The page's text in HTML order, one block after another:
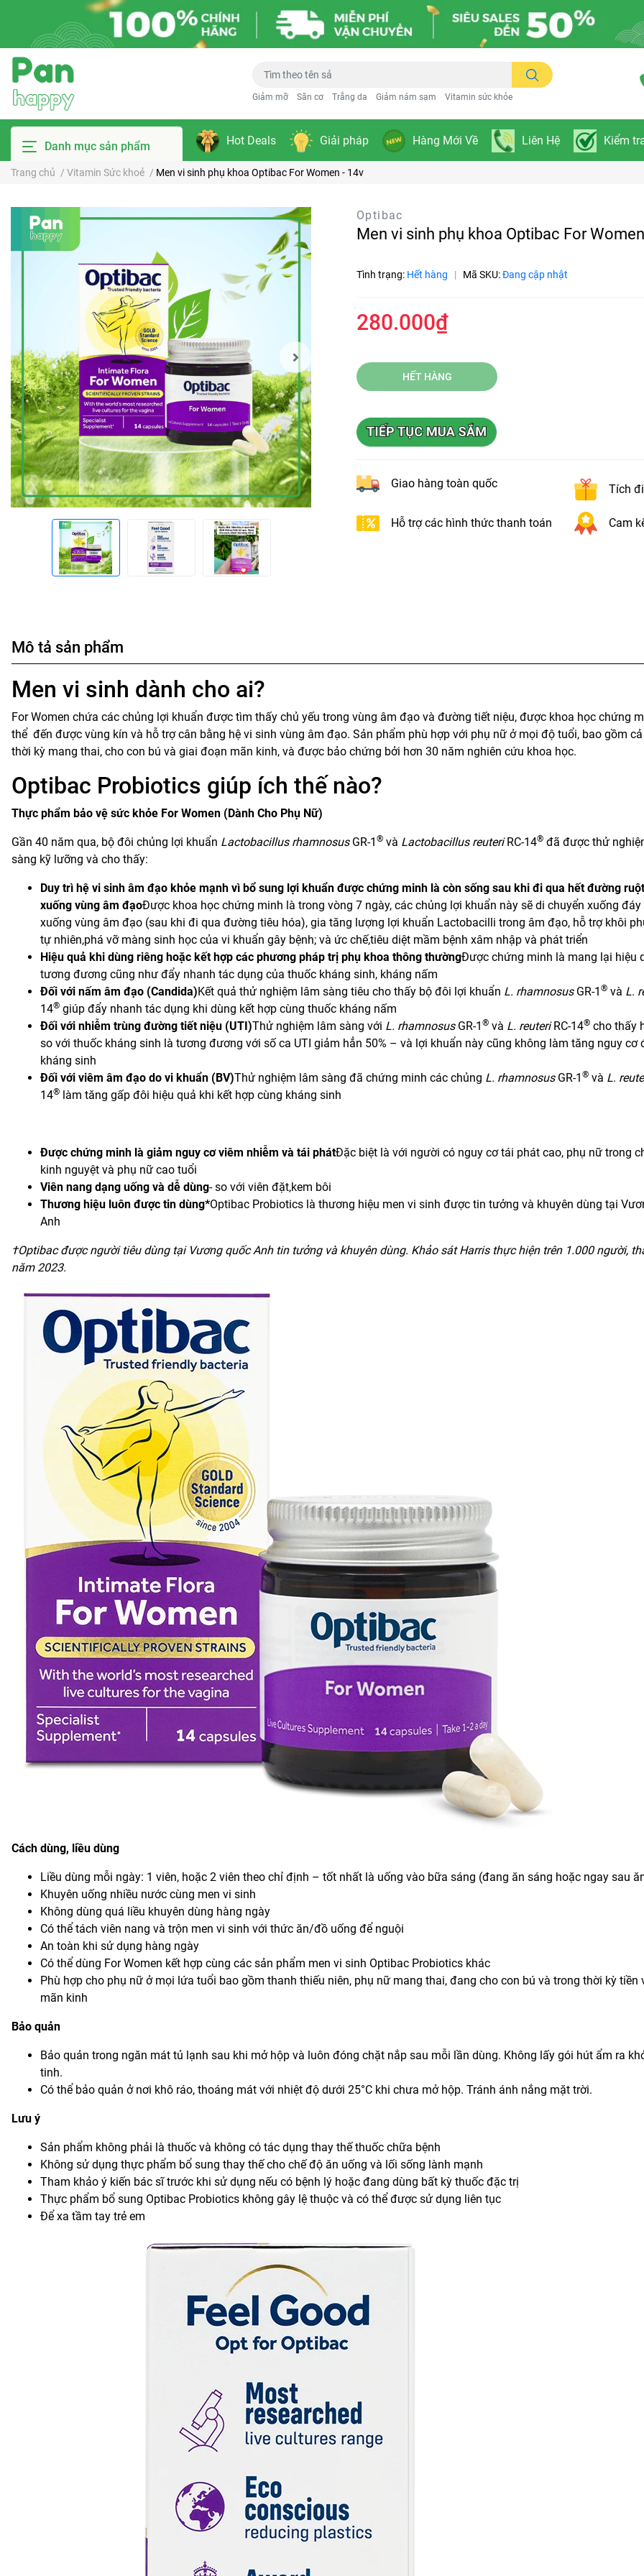
Giảm mỡ Săn cơ Trắng da Giảm nám sạm Vitamin sức khỏe
Danh mục sản phẩm Hot Deals Giải pháp Hàng Mới Về Liên Hệ Kiểm
Trang chủ / Vitamin Sức khoẻ / Men vi sinh phụ khoa Optibac For Women - 14v
Optibac
Men vi sinh phụ khoa Optibac For
Tình trạng: Hết hàng | Mã SKU:Đang cập nhật
280.000₫
HẾT HÀNG
Giao hàng toàn quốc Tích
Hỗ trợ các hình thức thanh toán Cam
Mô tả sản phẩm
Men vi sinh dành cho ai?
For Women chứa các chủng lợi khuẩn được tìm thấy chủ yếu trong vùng âm đạo và đường tiết niệu, được khoa học chứng
thể đến được vùng kín và hỗ trợ cân bằng hệ vi sinh vùng âm đạo. Sản phẩm phù hợp với phụ nữ ở mọi độ tuổi, bao gồm
thời kỳ mang thai, cho con bú và giai đoạn mãn kinh, và được bảo chứng bởi hơn 30 năm nghiên cứu khoa học.
Optibac Probiotics giúp ích thế nào?
Thực phẩm bảo vệ sức khỏe For Women (Dành Cho Phụ Nữ)
Gần 40 năm qua, bộ đôi chủng lợi khuẩn LactobacillusrhamnosusGR-1 ® và Lactobacillus reuteriRC-14® đã được thử
sàng kỹ lưỡng và cho thấy:
Duy trì hệ vi sinh âm đạo khỏe mạnh vì bổ sung lợi khuẩn được chứng minh là còn sống sau khi đi qua hết đường
xuống vùng âm đạoĐược khoa học chứng minh là trong vòng 7 ngày, các chủng lợi khuẩn này sẽ di chuyển xuống đáy
xuống vùng âm đạo (sau khi đi qua đường tiêu hóa), gia tăng lượng lợi khuẩn Lactobacilli trong âm đạo, hỗ trợ khôi
tự nhiên,phá vỡ màng sinh học của vi khuẩn gây bệnh; và ức chế,tiêu diệt mầm bệnh xâm nhập và phát triển
Hiệu quả khi dùng riêng hoặc kết hợp các phương pháp trị phụ khoa thông thườngĐược chứng minh là mang lại hiệu
tương đương cũng như đẩy nhanh tác dụng của thuốc kháng sinh, kháng nấm
Đối với nấm âm đạo (Candida)Kết quả thử nghiệm lâm sàng tiêu cho thấy bộ đôi lợi khuẩn L. rhamnosusGR-1 ® và L.
14® giúp đẩy nhanh tác dụng khi dùng kết hợp cùng thuốc kháng nấm
Đối với nhiễm trùng đường tiết niệu (UTI)Thử nghiệm lâm sàng với L. rhamnosusGR-1 ® và L. reuteriRC-14® cho thấy
so với thuốc kháng sinh là tương đương với số ca UTI giảm hẳn 50% – và lợi khuẩn này cũng không làm tăng nguy cơ
kháng sinh
Đối với viêm âm đạo do vi khuẩn (BV)Thử nghiệm lâm sàng đã chứng minh các chủng L. rhamnosusGR-1 ® và L.
14® làm tăng gấp đôi hiệu quả khi kết hợp cùng kháng sinh
Được chứng minh là giảm nguy cơ viêm nhiễm và tái phátĐặc biệt là với người có nguy cơ tái phát cao, phụ nữ trong
kinh nguyệt và phụ nữ cao tuổi
Viên nang dạng uống và dễ dùng- so với viên đặt,kem bôi
Thương hiệu luôn được tin dùng*Optibac Probiotics là thương hiệu men vi sinh được tin tưởng và khuyên dùng tại
Anh
†Optibac được người tiêu dùng tại Vương quốc Anh tin tưởng và khuyên dùng. Khảo sát Harris thực hiện trên 1.000 người,
năm 2023.
Cách dùng, liều dùng
Liều dùng mỗi ngày: 1 viên, hoặc 2 viên theo chỉ định – tốt nhất là uống vào bữa sáng (đang ăn sáng hoặc ngay sau
Khuyên uống nhiều nước cùng men vi sinh
Không dùng quá liều khuyên dùng hàng ngày
Có thể tách viên nang và trộn men vi sinh với thức ăn/đồ uống để nguội
An toàn khi sử dụng hàng ngày
Có thể dùng For Women kết hợp cùng các sản phẩm men vi sinh Optibac Probiotics khác
Phù hợp cho phụ nữ ở mọi lứa tuổi bao gồm thanh thiếu niên, phụ nữ mang thai, đang cho con bú và trong thời kỳ tiền
mãn kinh
Bảo quản
Bảo quản trong ngăn mát tủ lạnh sau khi mở hộp và luôn đóng chặt nắp sau mỗi lần dùng. Không lấy gói hút ẩm ra
tinh.
Có thể bảo quản ở nơi khô ráo, thoáng mát với nhiệt độ dưới 25°C khi chưa mở hộp. Tránh ánh nắng mặt trời.
Lưu ý
Sản phẩm không phải là thuốc và không có tác dụng thay thế thuốc chữa bệnh
Không sử dụng thực phẩm bổ sung thay thế cho chế độ ăn uống và lối sống lành mạnh
Tham khảo ý kiến bác sĩ trước khi sử dụng nếu có bệnh lý hoặc đang dùng bất kỳ thuốc đặc trị
Thực phẩm bổ sung Optibac Probiotics không gây lệ thuộc và có thể được sử dụng liên tục
Để xa tầm tay trẻ em